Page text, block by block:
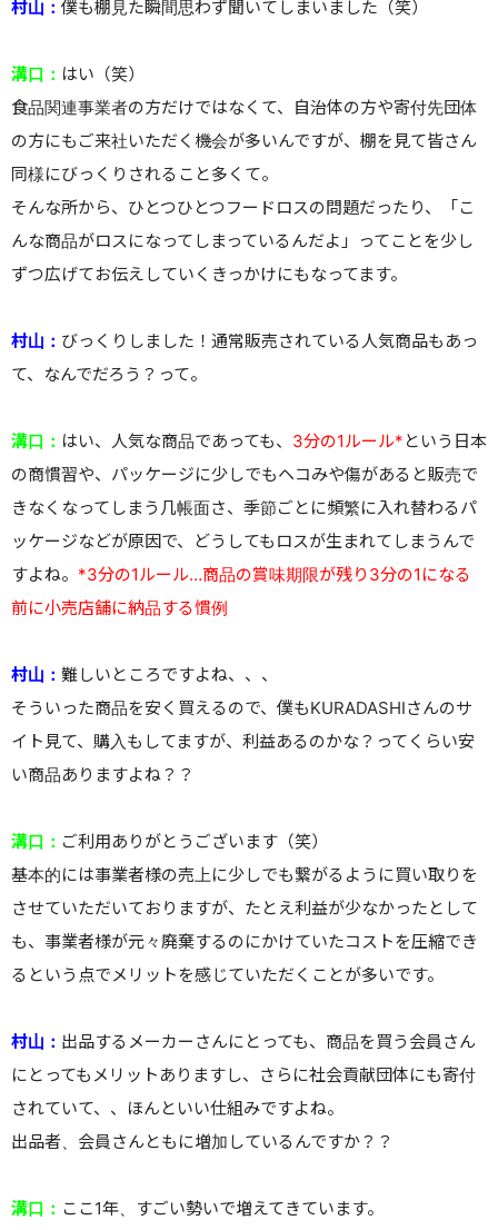
村山： 僕も棚見た瞬間思わず聞いてしまいました（笑）
溝口： はい（笑）
食品関連事業者の方だけではなくて、自治体の方や寄付先団体
の方にもご来社いただく機会が多いんですが、棚を見て皆さん
同様にびっくりされること多くて。
そんな所から、ひとつひとつフードロスの問題だったり、「こ
んな商品がロスになってしまっているんだよ」ってことを少し
ずつ広げてお伝えしていくきっかけにもなってます。
村山： びっくりしました！通常販売されている人気商品もあっ
て、なんでだろう？って。
溝口： はい、人気な商品であっても、 3分の1ルール* という日本
の商慣習や、パッケージに少しでもヘコみや傷があると販売で
きなくなってしまう几帳面さ、季節ごとに頻繁に入れ替わるパ
ッケージなどが原因で、どうしてもロスが生まれてしまうんで
すよね。 *3分の1ルール…商品の賞味期限が残り3分の1になる
前に小売店舗に納品する慣例
村山： 難しいところですよね、、、
そういった商品を安く買えるので、僕もKURADASHIさんのサ
イト見て、購入もしてますが、利益あるのかな？ってくらい安
い商品ありますよね？？
溝口： ご利用ありがとうございます（笑）
基本的には事業者様の売上に少しでも繋がるように買い取りを
させていただいておりますが、たとえ利益が少なかったとして
も、事業者様が元々廃棄するのにかけていたコストを圧縮でき
るという点でメリットを感じていただくことが多いです。
村山： 出品するメーカーさんにとっても、商品を買う会員さん
にとってもメリットありますし、さらに社会貢献団体にも寄付
されていて、、ほんといい仕組みですよね。
出品者、会員さんともに増加しているんですか？？
溝口： ここ1年、すごい勢いで増えてきています。